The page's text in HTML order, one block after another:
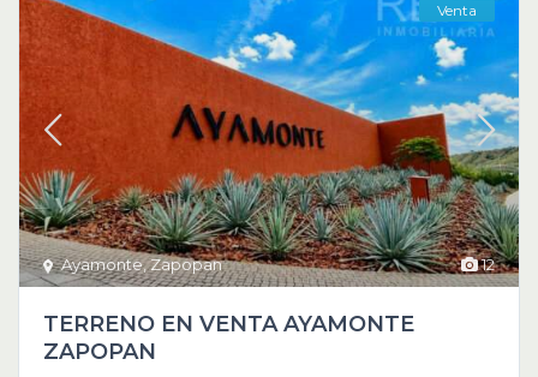
12
Ayamonte,Zapopan
Venta
TERRENO EN VENTA AYAMONTE
ZAPOPAN